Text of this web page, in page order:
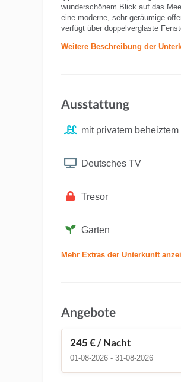
wunderschönem Blick auf das
eine moderne, sehr geräumige
verfügt über doppelverglaste
Weitere Beschreibung der
Ausstattung
mit privatem beheiztem
Deutsches TV
Tresor
Garten
Mehr Extras der Unterkunft
Angebote
245 €/ Nacht
01-08-2026 - 31-08-2026